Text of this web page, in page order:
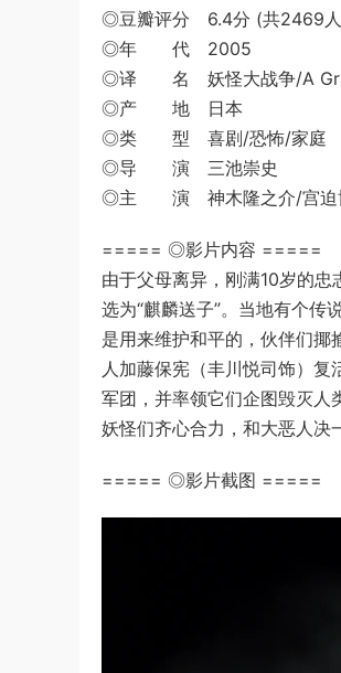
◎豆瓣评分 6.4分 (共2469人
◎年 代 2005
◎译 名 妖怪大战争/A
◎产 地 日本
◎类 型 喜剧/恐怖/家庭
◎导 演 三池崇史
◎主 演 神木隆之介/宫迫博
===== ◎影片内容 =====
由于父母离异，刚满10岁的
选为“麒麟送子”。当地有个传
是用来维护和平的，伙伴们
人加藤保宪（丰川悦司饰）
军团，并率领它们企图毁灭人
妖怪们齐心合力，和大恶人决
===== ◎影片截图 =====